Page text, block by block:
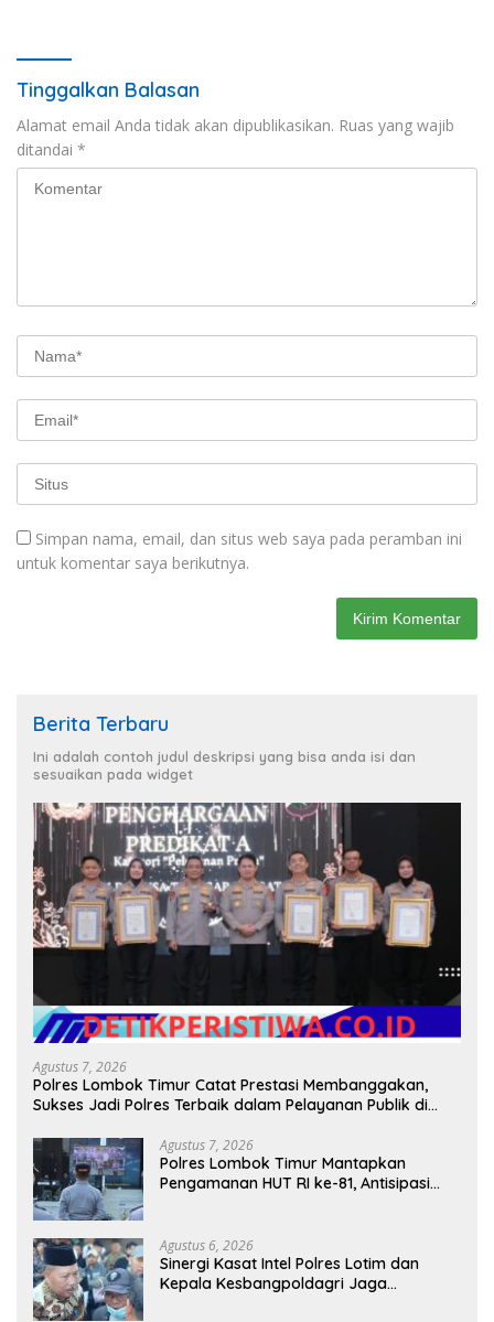
Tinggalkan Balasan
Alamat email Anda tidak akan dipublikasikan. Ruas yang wajib
ditandai *
Simpan nama, email, dan situs web saya pada peramban ini
untuk komentar saya berikutnya.
Berita Terbaru
Ini adalah contoh judul deskripsi yang bisa anda isi dan
sesuaikan pada widget
Agustus 7, 2026
Polres Lombok Timur Catat Prestasi Membanggakan,
Sukses Jadi Polres Terbaik dalam Pelayanan Publik di
Agustus 7, 2026
Polres Lombok Timur Mantapkan
Pengamanan HUT RI ke-81, Antisipasi
Agustus 6, 2026
Sinergi Kasat Intel Polres Lotim dan
Kepala Kesbangpoldagri Jaga